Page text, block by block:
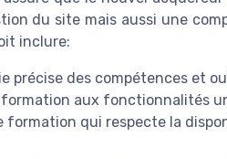
du site mais aussi une
inclure:
précise des compétences et
formation aux fonctionnalités
formation qui respecte la